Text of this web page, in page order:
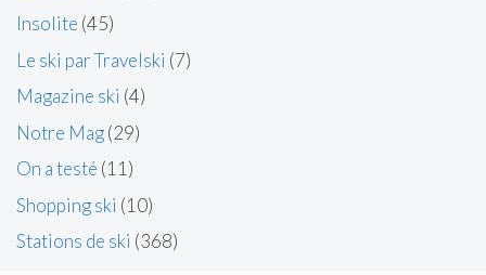
Insolite (45)
Le ski par Travelski (7)
Magazine ski (4)
Notre Mag(29)
On a testé (11)
Shopping ski (10)
Stations de ski (368)